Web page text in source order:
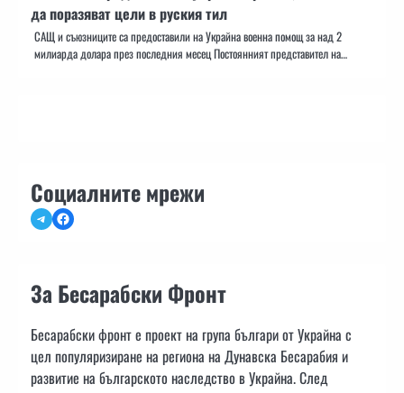
да поразяват цели в руския тил
САЩ и съюзниците са предоставили на Украйна военна помощ за над 2
милиарда долара през последния месец Постоянният представител на…
Социалните мрежи
TelegramFacebook
За Бесарабски Фронт
Бесарабски фронт е проект на група българи от Украйна с
цел популяризиране на региона на Дунавска Бесарабия и
развитие на българското наследство в Украйна. След